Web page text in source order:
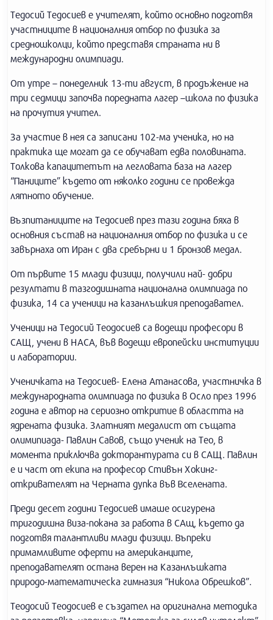
Тедосий Тедосиев е учителят, който основно подготвя
участниците в националния отбор по физика за
средношколци, който представя страната ни в
международни олимпиади.
От утре – понеделник 13-ти август, в продъжение на
три седмици започва поредната лагер –школа по физика
на прочутия учител.
За участие в нея са записани 102-ма ученика, но на
практика ще могат да се обучават едва половината.
Толкова капацитетът на легловата база на лагер
“Паниците” където от няколко години се провежда
лятното обучение.
Възпитаниците на Тедосиев през тази година бяха в
основния състав на националния отбор по физика и се
завърнаха от Иран с два сребърни и 1 бронзов медал.
От първите 15 млади физици, получили най- добри
резултати в тазгодишната национална олимпиада по
физика, 14 са ученици на казанлъшкия преподавател.
Ученици на Тедосий Теодосиев са водещи професори в
САЩ, учени в НАСА, във водещи европейски институции
и лаборатории.
Ученичката на Тедосиев- Елена Атанасова, участничка в
международната олимпиада по физика в Осло през 1996
година е автор на сериозно откритие в областта на
ядрената физика. Златният медалист от същата
олимипиада- Павлин Савов, също ученик на Тео, в
момента приключва докторантурата си в САЩ. Павлин
е и част от екипа на професор Стивън Хокинг-
откривателят на Черната дупка във Вселената.
Преди десет години Тедосиев имаше осигурена
тригодишна виза-покана за работа в САщ, където да
подготвя талантливи млади физици. Въпреки
примамливите оферти на американците,
преподавателят остана верен на Казанлъшката
природо-математическа гимназия “Никола Обрешков”.
Теодосий Теодосиев е създател на оригинална методика